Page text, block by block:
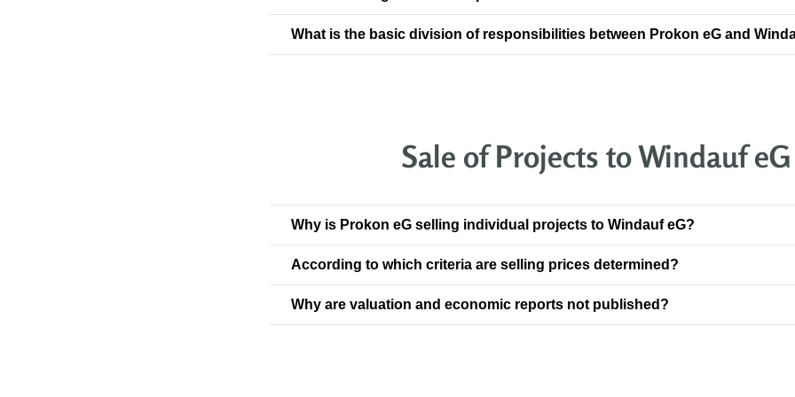
What is the basic division of responsibilities between Prokon eG and
Sale of Projects to Windauf eG
Why is Prokon eG selling individual projects to Windauf eG?
According to which criteria are selling prices determined?
Why are valuation and economic reports not published?